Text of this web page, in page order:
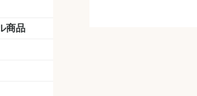
イショウ
商品
ップ
浄機用